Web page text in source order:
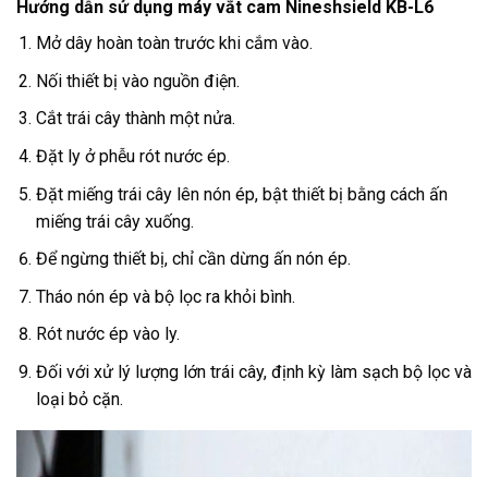
Hướng dẫn sử dụng máy vắt cam Nineshsield KB-L6
Mở dây hoàn toàn trước khi cắm vào.
Nối thiết bị vào nguồn điện.
Cắt trái cây thành một nửa.
Đặt ly ở phễu rót nước ép.
Đặt miếng trái cây lên nón ép, bật thiết bị bằng cách ấn
miếng trái cây xuống.
Để ngừng thiết bị, chỉ cần dừng ấn nón ép.
Tháo nón ép và bộ lọc ra khỏi bình.
Rót nước ép vào ly.
Đối với xử lý lượng lớn trái cây, định kỳ làm sạch bộ lọc và
loại bỏ cặn.